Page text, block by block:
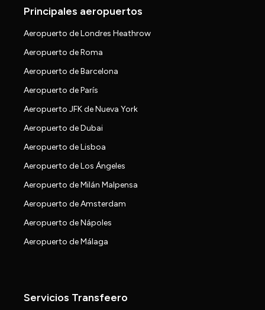
Principales aeropuertos
Aeropuerto de Londres Heathrow
Aeropuerto de Roma
Aeropuerto de Barcelona
Aeropuerto de París
Aeropuerto JFK de Nueva York
Aeropuerto de Dubai
Aeropuerto de Lisboa
Aeropuerto de Los Ángeles
Aeropuerto de Milán Malpensa
Aeropuerto de Amsterdam
Aeropuerto de Nápoles
Aeropuerto de Málaga
Servicios Transfeero